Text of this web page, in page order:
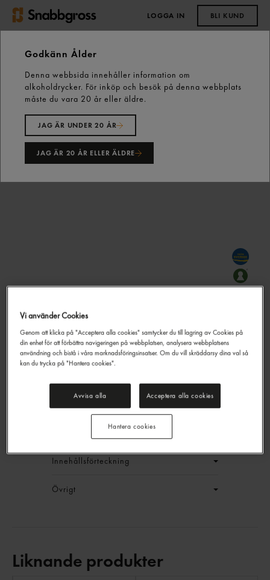
LOGGA IN BLI KUND
Start Vårt sortiment
Bröd, Bakverk & Dessert
Fastfoodbröd
Övrigt
Rågbröd Orientaliskt 4-
pack
Garant
LOGGA IN
Generell produktinfo
Innehållsförteckning
Övrigt
Liknande produkter
Godkänn Ålder
Denna webbsida innehåller information om
alkoholdrycker. För inköp och besök på denna webbplats
måste du vara 20 år eller äldre.
JAG ÄR UNDER 20 ÅR
JAG ÄR 20 ÅR ELLER ÄLDRE
Vi använder Cookies
Genom att klicka på "Acceptera alla cookies" samtycker du till lagring av Cookies på
din enhet för att förbättra navigeringen på webbplatsen, analysera webbplatsens
användning och bistå i våra marknadsföringsinsatser. Om du vill skräddarsy dina val så
kan du trycka på "Hantera cookies".
Avvisa alla Acceptera alla cookies
Hantera cookies